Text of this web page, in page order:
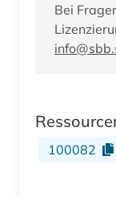
Bei
100082